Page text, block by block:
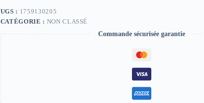
x
20
UGS : 1759130205
CATÉGORIE : NON CLASSÉ
Commande sécurisée garantie